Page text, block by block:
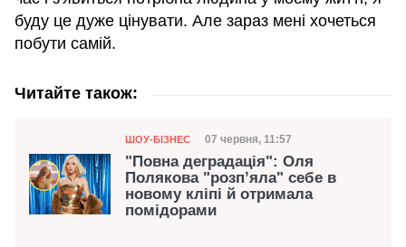
буду це дуже цінувати. Але зараз мені хочеться
побути самій.
Читайте також:
Категорія
ШОУ-БІЗНЕС Дата публікації
07 червня, 11:57
"Повна деградація": Оля
Полякова "розп’яла" себе в
новому кліпі й отримала
помідорами